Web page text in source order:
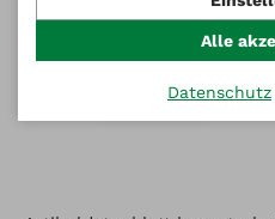
Alle
Datenschutz